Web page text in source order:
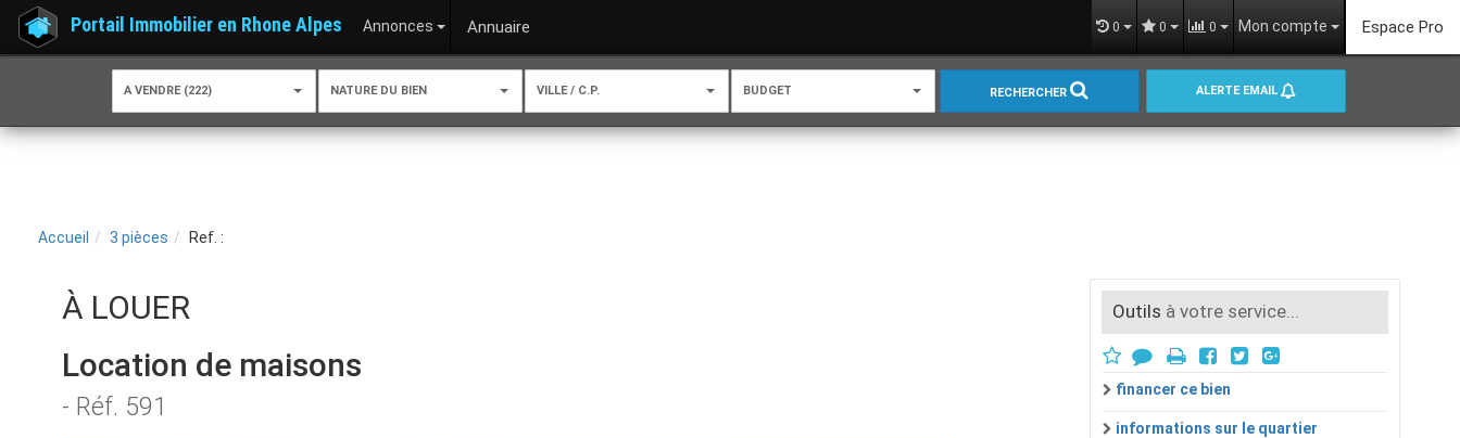
Portail Immobilier en Rhone Alpes Annonces Annuaire 0 0 0 Mon compte Espace Pro
A VENDRE (222) NATURE DU BIEN VILLE / C.P. BUDGET RECHERCHER ALERTE EMAIL
Accueil 3 pièces Ref. :
À LOUER
Location de maisons
- Réf. 591
Outils à votre service...
financer ce bien
informations sur le quartier